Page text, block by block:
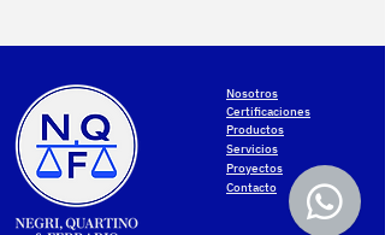
Nosotros
Certificaciones
Productos
Servicios
Proyectos
Contacto